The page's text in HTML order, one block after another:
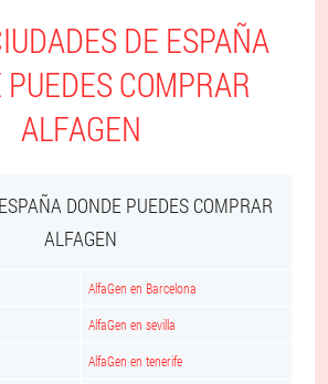
DE ESPAÑA
PUEDES COMPRAR
ALFAGEN
DONDE PUEDES COMPRAR
ALFAGEN
AlfaGen en Barcelona
AlfaGen en sevilla
AlfaGen en tenerife